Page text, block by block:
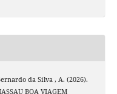
da Silva , A. (2026).
BOA VIAGEM